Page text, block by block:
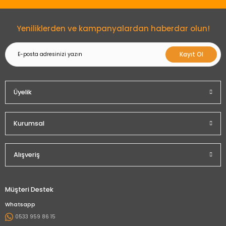
Yeniliklerden ve kampanyalardan haberdar olun!
Kayıt Ol
Üyelik
Kurumsal
Alışveriş
Müşteri Destek
Whatsapp
0533 959 86 15